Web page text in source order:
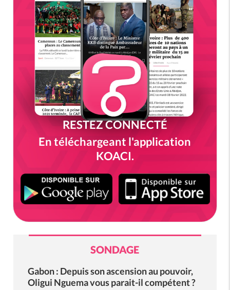
RESTEZ CONNECTÉ
En téléchargeant l'application
KOACI.
SONDAGE
Gabon : Depuis son ascension au pouvoir,
Oligui Nguema vous parait-il compétent ?